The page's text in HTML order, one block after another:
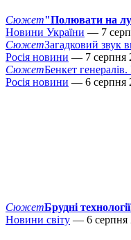
Сюжет"Полювати на
Новини України — 7
СюжетЗагадковий звук
Росія новини — 7 серпня
СюжетБенкет
Росія новини — 6 серпня
СюжетБрудні
Новини світу — 6 серпня